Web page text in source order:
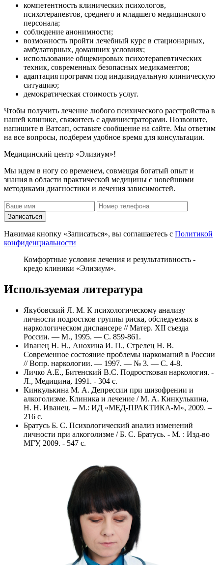
компетентность клинических психологов,
психотерапевтов, среднего и младшего медицинского
персонала;
соблюдение анонимности;
возможность пройти лечебный курс в стационарных,
амбулаторных, домашних условиях;
использование общемировых психотерапевтических
техник, современных безопасных медикаментов;
адаптация программ под индивидуальную клиническую
ситуацию;
демократическая стоимость услуг.
Чтобы получить лечение любого психического расстройства в
нашей клинике, свяжитесь с администраторами. Позвоните,
напишите в Ватсап, оставьте сообщение на сайте. Мы ответим
на все вопросы, подберем удобное время для консультации.
Медицинский центр «Элизиум»!
Мы идем в ногу со временем, совмещая богатый опыт и
знания в области практической медицины с новейшими
методиками диагностики и лечения зависимостей.
Записаться
Нажимая кнопку «Записаться», вы соглашаетесь с Политикой
конфиденциальности
Комфортные условия лечения и результативность -
кредо клиники «Элизиум».
Используемая литература
Якубовский Л. М. К психологическому анализу
личности подростков группы риска, обследуемых в
наркологическом диспансере // Матер. XII съезда
России. — М., 1995. — С. 859-861.
Иванец Н. Н., Анохина И. П., Стрелец Н. В.
Современное состояние проблемы наркоманий в России
// Вопр. наркологии. — 1997. — № 3. — С. 4-8.
Личко А.Е., Битенский В.С. Подростковая наркология. -
Л., Медицина, 1991. - 304 с.
Кинкулькина М. А. Депрессии при шизофрении и
алкоголизме. Клиника и лечение / М. А. Кинкулькина,
Н. Н. Иванец. – М.: ИД «МЕД-ПРАКТИКА-М», 2009. –
216 с.
Братусь Б. С. Психологический анализ изменений
личности при алкоголизме / Б. С. Братусь. - М. : Изд-во
МГУ, 2009. - 547 с.